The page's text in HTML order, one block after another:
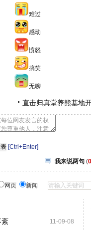
难过
感动
愤怒
搞笑
无聊
直击归真堂养熊基地
[Ctrl+Enter]
我来说两句 (0
网页 新闻
11-09-08